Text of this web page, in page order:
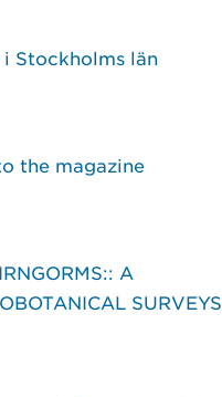
Stockholms län
the magazine
A
SURVEYS